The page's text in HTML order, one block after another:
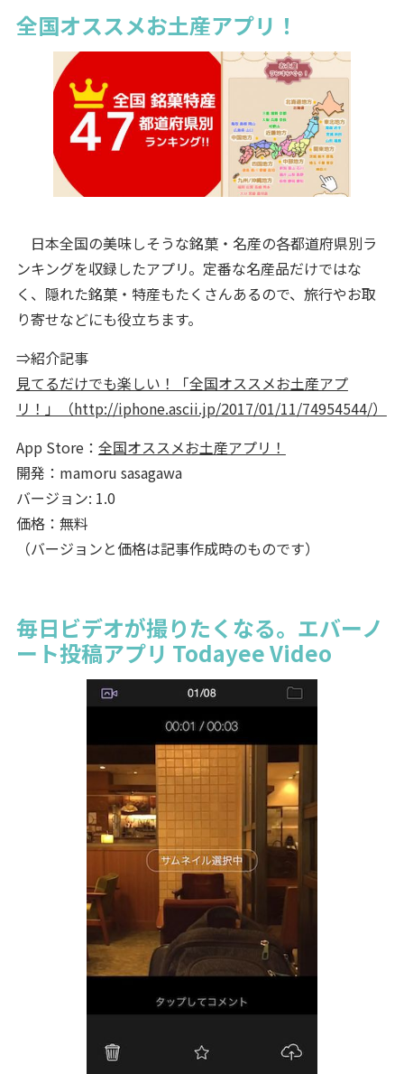
全国オススメお土産アプリ！
日本全国の美味しそうな銘菓・名産の各都道府県別ラ
ンキングを収録したアプリ。定番な名産品だけではな
く、隠れた銘菓・特産もたくさんあるので、旅行やお取
り寄せなどにも役立ちます。
⇒紹介記事
見てるだけでも楽しい！「全国オススメお土産アプ
リ！」（http://iphone.ascii.jp/2017/01/11/74954544/）
App Store： 全国オススメお土産アプリ！
開発：mamoru sasagawa
バージョン: 1.0
価格：無料
（バージョンと価格は記事作成時のものです）
毎日ビデオが撮りたくなる。エバーノ
ート投稿アプリ Todayee Video